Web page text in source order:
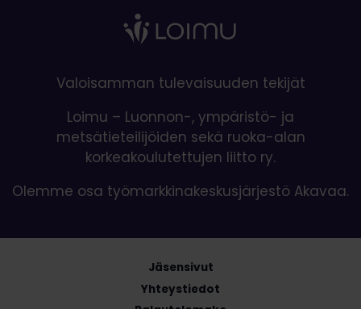
Valoisamman tulevaisuuden tekijät
Loimu – Luonnon-, ympäristö- ja
metsätieteilijöiden sekä ruoka-alan
korkeakoulutettujen liitto ry.
Olemme osa työmarkkinakeskusjärjestö Akavaa.
Jäsensivut
Yhteystiedot